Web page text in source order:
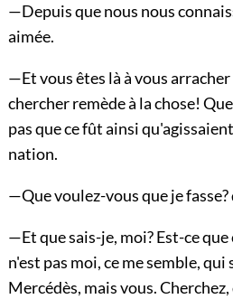
—Depuis que nous nous
aimée.
—Et vous êtes là à vous
chercher remède à la chose!
pas que ce fût ainsi
nation.
—Que voulez-vous que je fasse?
—Et que sais-je, moi? Est-ce que
n'est pas moi, ce me semble,
Mercédès, mais vous.